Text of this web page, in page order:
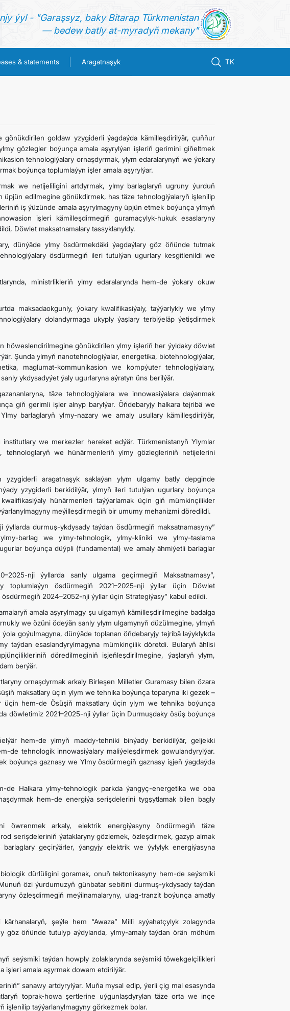
ýyl - "Garaşsyz, baky Bitarap Türkmenistan
— bedew batly at-myradyň mekany"
& statements Aragatnaşyk TK
goldaw yzygiderli ýagdaýda kämilleşdirilýär, çuňňur
gözlegler boýunça amala aşyrylýan işleriň gerimini giňeltmek
tehnologiýalary ornaşdyrmak, ylym edaralarynyň we ýokary
boýunça toplumlaýyn işler amala aşyrylýar.
we netijeliligini artdyrmak, ylmy barlaglaryň ugruny ýurduň
edilmegine gönükdirmek, has täze tehnologiýalaryň işlenilip
iş ýüzünde amala aşyrylmagyny üpjün etmek boýunça ylmyň
işleri kämilleşdirmegiň guramaçylyk-hukuk esaslaryny
Döwlet maksatnamalary tassyklanyldy.
dünýäde ylmy ösdürmekdäki ýagdaýlary göz öňünde tutmak
ösdürmegiň ileri tutulýan ugurlary kesgitlenildi we
ministrlikleriň ylmy edaralarynda hem-de ýokary okuw
maksadaokgunly, ýokary kwalifikasiýaly, taýýarlykly we ylmy
dolandyrmaga ukyply ýaşlary terbiýeläp ýetişdirmek
höweslendirilmegine gönükdirilen ylmy işleriň her ýyldaky döwlet
Şunda ylmyň nanotehnologiýalar, energetika, biotehnologiýalar,
maglumat-kommunikasion we kompýuter tehnologiýalary,
ykdysadyýet ýaly ugurlaryna aýratyn üns berilýär.
täze tehnologiýalara we innowasiýalara daýanmak
giň gerimli işler alnyp barylýar. Öňdebaryjy halkara tejribä we
barlaglaryň ylmy-nazary we amaly usullary kämilleşdirilýär,
we merkezler hereket edýär. Türkmenistanyň Ylymlar
tehnologlaryň we hünärmenleriň ylmy gözlegleriniň netijelerini
aragatnaşyk saklaýan ylym ulgamy batly depginde
yzygiderli berkidilýär, ylmyň ileri tutulýan ugurlary boýunça
hünärmenleri taýýarlamak üçin giň mümkinçilikler
meýilleşdirmegiň bir umumy mehanizmi döredildi.
durmuş-ykdysady taýdan ösdürmegiň maksatnamasyny”
barlag we ylmy-tehnologik, ylmy-kliniki we ylmy-taslama
boýunça düýpli (fundamental) we amaly ähmiýetli barlaglar
nji ýyllarda sanly ulgama geçirmegiň Maksatnamasy”,
toplumlaýyn ösdürmegiň 2021–2025-nji ýyllar üçin Döwlet
2024–2052-nji ýyllar üçin Strategiýasy” kabul edildi.
amala aşyrylmagy şu ulgamyň kämilleşdirilmegine badalga
we özüni ödeýän sanly ylym ulgamynyň düzülmegine, ylmyň
goýulmagyna, dünýäde toplanan öňdebaryjy tejribä laýyklykda
taýdan esaslandyrylmagyna mümkinçilik döretdi. Bularyň ählisi
döredilmeginiň işjeňleşdirilmegine, ýaşlaryň ylym,
berýär.
ornaşdyrmak arkaly Birleşen Milletler Guramasy bilen özara
maksatlary üçin ylym we tehnika boýunça toparyna iki gezek –
üçin hem-de Ösüşiň maksatlary üçin ylym we tehnika boýunça
döwletimiz 2021–2025-nji ýyllar üçin Durmuşdaky ösüş boýunça
hem-de ylmyň maddy-tehniki binýady berkidilýär, geljekki
de tehnologik innowasiýalary maliýeleşdirmek gowulandyrylýar.
boýunça gaznasy we Ylmy ösdürmegiň gaznasy işjeň ýagdaýda
de Halkara ylmy-tehnologik parkda ýangyç-energetika we oba
hem-de energiýa serişdelerini tygşytlamak bilen bagly
öwrenmek arkaly, elektrik energiýasyny öndürmegiň täze
serişdeleriniň ýataklaryny gözlemek, özleşdirmek, gazyp almak
geçirýärler, ýangyjy elektrik we ýylylyk energiýasyna
dürlüligini goramak, onuň tektonikasyny hem-de seýsmiki
özi ýurdumuzyň günbatar sebitini durmuş-ykdysady taýdan
özleşdirmegiň meýilnamalaryny, ulag-tranzit boýunça amatly
şeýle hem “Awaza” Milli syýahatçylyk zolagynda
göz öňünde tutulyp aýdylanda, ylmy-amaly taýdan örän möhüm
seýsmiki taýdan howply zolaklarynda seýsmiki töwekgelçilikleri
işleri amala aşyrmak dowam etdirilýär.
sanawy artdyrylýar. Muňa mysal edip, ýerli çig mal esasynda
toprak-howa şertlerine uýgunlaşdyrylan täze orta we inçe
işlenilip taýýarlanylmagyny görkezmek bolar.